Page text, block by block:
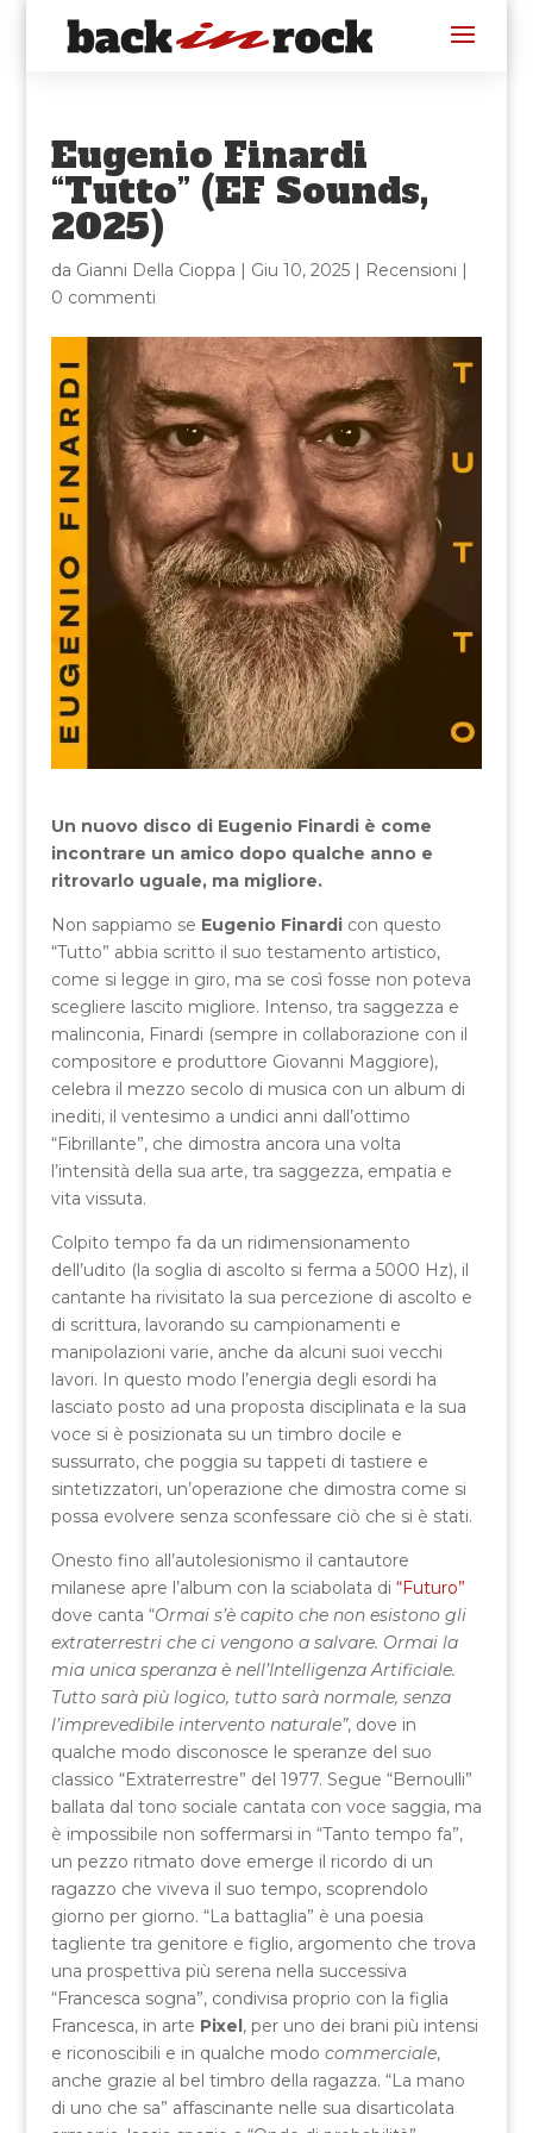
Eugenio Finardi
“Tutto” (EF Sounds,
2025)
da Gianni Della Cioppa | Giu 10, 2025| Recensioni |
0 commenti
Un nuovo disco di Eugenio Finardi è come
incontrare un amico dopo qualche anno e
ritrovarlo uguale, ma migliore.
Non sappiamo se Eugenio Finardi con questo
“Tutto” abbia scritto il suo testamento artistico,
come si legge in giro, ma se così fosse non poteva
scegliere lascito migliore. Intenso, tra saggezza e
malinconia, Finardi (sempre in collaborazione con il
compositore e produttore Giovanni Maggiore),
celebra il mezzo secolo di musica con un album di
inediti, il ventesimo a undici anni dall’ottimo
“Fibrillante”, che dimostra ancora una volta
l’intensità della sua arte, tra saggezza, empatia e
vita vissuta.
Colpito tempo fa da un ridimensionamento
dell’udito (la soglia di ascolto si ferma a 5000 Hz), il
cantante ha rivisitato la sua percezione di ascolto e
di scrittura, lavorando su campionamenti e
manipolazioni varie, anche da alcuni suoi vecchi
lavori. In questo modo l’energia degli esordi ha
lasciato posto ad una proposta disciplinata e la sua
voce si è posizionata su un timbro docile e
sussurrato, che poggia su tappeti di tastiere e
sintetizzatori, un’operazione che dimostra come si
possa evolvere senza sconfessare ciò che si è stati.
Onesto fino all’autolesionismo il cantautore
milanese apre l’album con la sciabolata di “Futuro”
dove canta “Ormai s’è capito che non esistono gli
extraterrestri che ci vengono a salvare. Ormai la
mia unica speranza è nell’Intelligenza Artificiale.
Tutto sarà più logico, tutto sarà normale, senza
l’imprevedibile intervento naturale”, dove in
qualche modo disconosce le speranze del suo
classico “Extraterrestre” del 1977. Segue “Bernoulli”
ballata dal tono sociale cantata con voce saggia, ma
è impossibile non soffermarsi in “Tanto tempo fa”,
un pezzo ritmato dove emerge il ricordo di un
ragazzo che viveva il suo tempo, scoprendolo
giorno per giorno. “La battaglia” è una poesia
tagliente tra genitore e figlio, argomento che trova
una prospettiva più serena nella successiva
“Francesca sogna”, condivisa proprio con la figlia
Francesca, in arte Pixel, per uno dei brani più intensi
e riconoscibili e in qualche modo commerciale,
anche grazie al bel timbro della ragazza. “La mano
di uno che sa” affascinante nelle sua disarticolata